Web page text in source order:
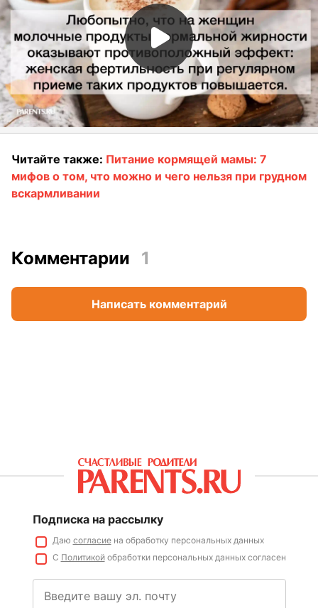
Читайте также: Питание кормящей мамы: 7
мифов о том, что можно и чего нельзя при грудном
вскармливании
Комментарии 1
Написать комментарий
Подписка на рассылку
Даю согласиена обработку персональных данных
С Политикойобработки персональных данных согласен